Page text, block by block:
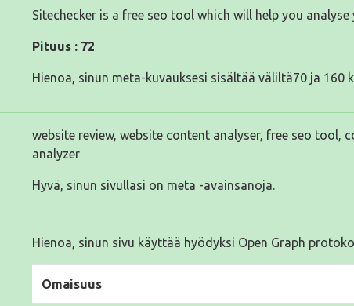
Sitechecker is a free seo tool which will help you analyse
Pituus : 72
Hienoa, sinun meta-kuvauksesi sisältää väliltä70 ja 160
website review, website content analyser, free seo tool,
analyzer
Hyvä, sinun sivullasi on meta -avainsanoja.
Hienoa, sinun sivu käyttää hyödyksi Open Graph
Omaisuus